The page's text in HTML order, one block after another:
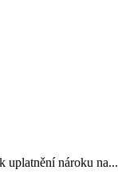
uplatnění nároku na...